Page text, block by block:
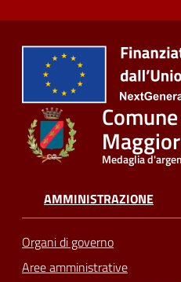
Medaglia
AMMINISTRAZIONE
Organi di governo
Aree amministrative